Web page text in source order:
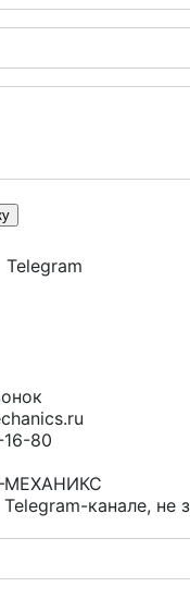
Telegram
80
канале, не